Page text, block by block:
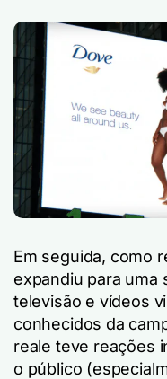
Em seguida, como
expandiu para uma
televisão e vídeos
conhecidos da
reale teve reações
o público